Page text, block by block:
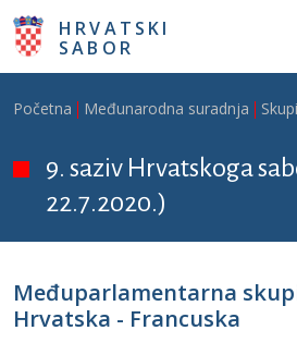
Skoči na glavni sadržaj
HRVATSKI
SABOR
Breadcrumb
Početna Međunarodna suradnja
9. saziv Hrvatskoga
22.7.2020.)
Međuparlamentarna
Hrvatska - Francuska